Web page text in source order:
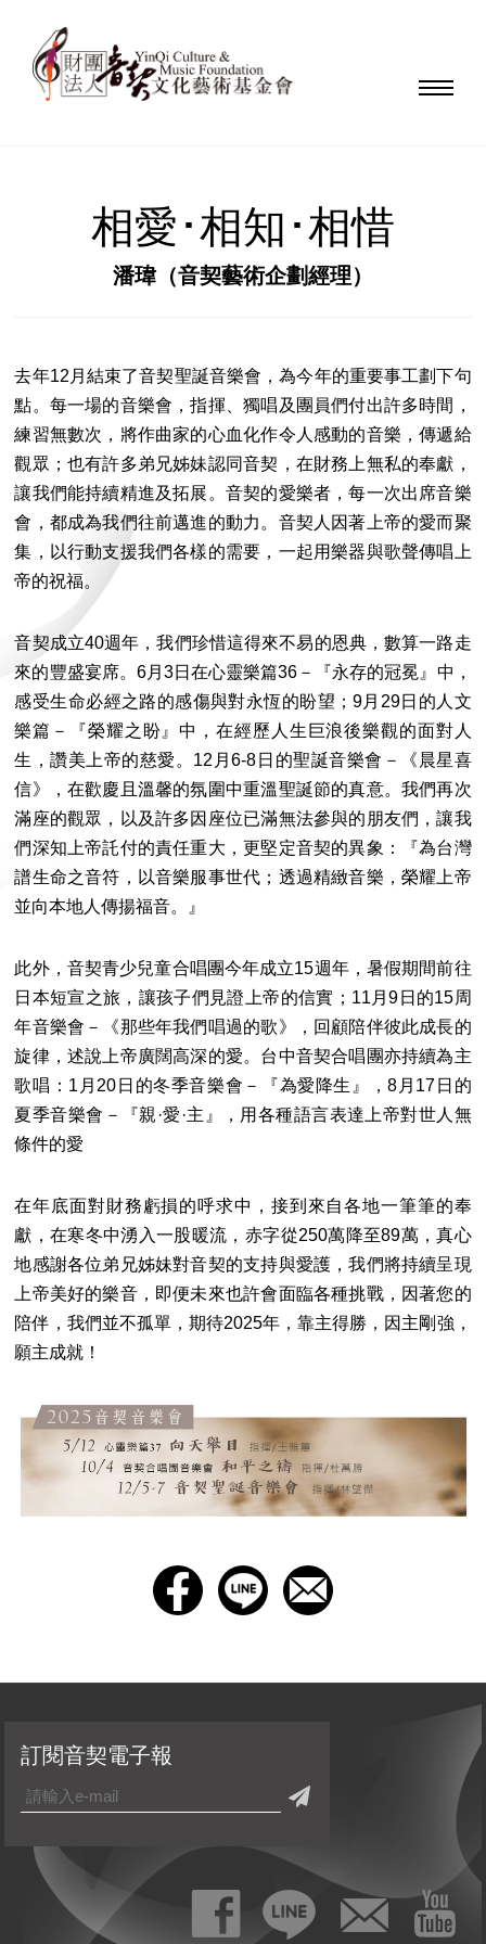
相愛･相知･相惜
潘瑋（音契藝術企劃經理）
去年12月結束了音契聖誕音樂會，為今年的重要事工劃下句
點。每一場的音樂會，指揮、獨唱及團員們付出許多時間，
練習無數次，將作曲家的心血化作令人感動的音樂，傳遞給
觀眾；也有許多弟兄姊妹認同音契，在財務上無私的奉獻，
讓我們能持續精進及拓展。音契的愛樂者，每一次出席音樂
會，都成為我們往前邁進的動力。音契人因著上帝的愛而聚
集，以行動支援我們各樣的需要，一起用樂器與歌聲傳唱上
帝的祝福。
音契成立40週年，我們珍惜這得來不易的恩典，數算一路走
來的豐盛宴席。6月3日在心靈樂篇36－『永存的冠冕』中，
感受生命必經之路的感傷與對永恆的盼望；9月29日的人文
樂篇－『榮耀之盼』中，在經歷人生巨浪後樂觀的面對人
生，讚美上帝的慈愛。12月6-8日的聖誕音樂會－《晨星喜
信》，在歡慶且溫馨的氛圍中重溫聖誕節的真意。我們再次
滿座的觀眾，以及許多因座位已滿無法參與的朋友們，讓我
們深知上帝託付的責任重大，更堅定音契的異象：『為台灣
譜生命之音符，以音樂服事世代；透過精緻音樂，榮耀上帝
並向本地人傳揚福音。』
此外，音契青少兒童合唱團今年成立15週年，暑假期間前往
日本短宣之旅，讓孩子們見證上帝的信實；11月9日的15周
年音樂會－《那些年我們唱過的歌》，回顧陪伴彼此成長的
旋律，述說上帝廣闊高深的愛。台中音契合唱團亦持續為主
歌唱：1月20日的冬季音樂會－『為愛降生』，8月17日的
夏季音樂會－『親·愛·主』，用各種語言表達上帝對世人無
條件的愛
在年底面對財務虧損的呼求中，接到來自各地一筆筆的奉
獻，在寒冬中湧入一股暖流，赤字從250萬降至89萬，真心
地感謝各位弟兄姊妹對音契的支持與愛護，我們將持續呈現
上帝美好的樂音，即便未來也許會面臨各種挑戰，因著您的
陪伴，我們並不孤單，期待2025年，靠主得勝，因主剛強，
願主成就！
訂閱音契電子報